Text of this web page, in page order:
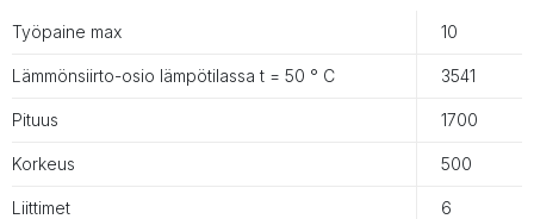
Työpaine max 10
Lämmönsiirto-osio lämpötilassa t = 50 ° С 3541
Pituus 1700
Korkeus 500
Liittimet 6